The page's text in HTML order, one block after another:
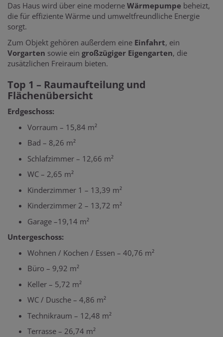
Das Haus wird über eine moderne Wärmepumpe beheizt,
die für effiziente Wärme und umweltfreundliche Energie
sorgt.
Zum Objekt gehören außerdem eine Einfahrt, ein
Vorgarten sowie ein großzügiger Eigengarten, die
zusätzlichen Freiraum bieten.
Top 1 – Raumaufteilung und
Flächenübersicht
Erdgeschoss:
Vorraum – 15,84 m²
Bad – 8,26 m²
Schlafzimmer – 12,66 m²
WC – 2,65 m²
Kinderzimmer 1 – 13,39 m²
Kinderzimmer 2 – 13,72 m²
Garage –19,14 m²
Untergeschoss:
Wohnen / Kochen / Essen – 40,76 m²
Büro – 9,92 m²
Keller – 5,72 m²
WC / Dusche – 4,86 m²
Technikraum – 12,48 m²
Terrasse – 26,74 m²